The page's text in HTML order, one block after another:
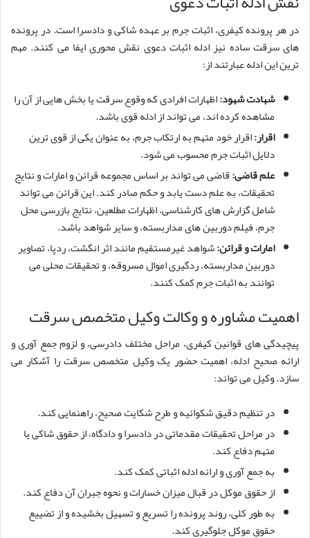
در هر پرونده کیفری، اثبات جرم بر عهده شاکی و دادسرا است. در پرونده
های سرقت ساده نیز ادله اثبات دعوی نقش محوری ایفا می کنند. مهم
ترین این ادله عبارتند از:
شهادت شهود:اظهارات افرادی که وقوع سرقت یا بخش هایی از آن را
مشاهده کرده اند، می تواند از ادله قوی باشد.
اقرار:اقرار خود متهم به ارتکاب جرم، به عنوان یکی از قوی ترین
دلایل اثبات جرم محسوب می شود.
علم قاضی:قاضی می تواند بر اساس مجموعه قرائن و امارات و نتایج
تحقیقات، به علم دست یابد و حکم صادر کند. این قرائن می تواند
شامل گزارش های کارشناسی، اظهارات مطلعین، نتایج بازرسی محل
جرم، فیلم دوربین های مداربسته، و سایر شواهد باشد.
امارات و قرائن:شواهد غیرمستقیم مانند اثر انگشت، ردپا، تصاویر
دوربین مداربسته، ردگیری اموال مسروقه، و تحقیقات محلی می
توانند به اثبات جرم کمک کنند.
اهمیت مشاوره و وکالت وکیل متخصص سرقت
پیچیدگی های قوانین کیفری، مراحل مختلف دادرسی، و لزوم جمع آوری و
ارائه صحیح ادله، اهمیت حضور یک وکیل متخصص سرقت را آشکار می
سازد. وکیل می تواند:
در تنظیم دقیق شکوائیه و طرح شکایت صحیح، راهنمایی کند.
در مراحل تحقیقات مقدماتی در دادسرا و دادگاه، از حقوق شاکی یا
متهم دفاع کند.
به جمع آوری و ارائه ادله اثباتی کمک کند.
از حقوق موکل در قبال میزان خسارات و نحوه جبران آن دفاع کند.
به طور کلی، روند پرونده را تسریع و تسهیل بخشیده و از تضییع
حقوق موکل جلوگیری کند.